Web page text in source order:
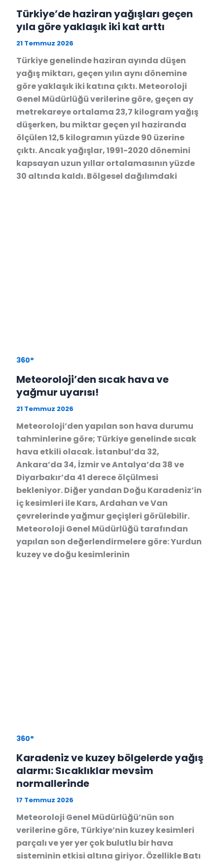
Türkiye’de haziran yağışları geçen
yıla göre yaklaşık iki kat arttı
21 Temmuz 2026
Türkiye genelinde haziran ayında düşen
yağış miktarı, geçen yılın aynı dönemine
göre yaklaşık iki katına çıktı. Meteoroloji
Genel Müdürlüğü verilerine göre, geçen ay
metrekareye ortalama 23,7 kilogram yağış
düşerken, bu miktar geçen yıl haziranda
ölçülen 12,5 kilogramın yüzde 90 üzerine
çıktı. Ancak yağışlar, 1991-2020 dönemini
kapsayan uzun yıllar ortalamasının yüzde
30 altında kaldı. Bölgesel dağılımdaki
360°
Meteoroloji’den sıcak hava ve
yağmur uyarısı!
21 Temmuz 2026
Meteoroloji’den yapılan son hava durumu
tahminlerine göre; Türkiye genelinde sıcak
hava etkili olacak. İstanbul’da 32,
Ankara’da 34, İzmir ve Antalya’da 38 ve
Diyarbakır’da 41 derece ölçülmesi
bekleniyor. Diğer yandan Doğu Karadeniz’in
iç kesimleri ile Kars, Ardahan ve Van
çevrelerinde yağmur geçişleri görülebilir.
Meteoroloji Genel Müdürlüğü tarafından
yapılan son değerlendirmelere göre: Yurdun
kuzey ve doğu kesimlerinin
360°
Karadeniz ve kuzey bölgelerde yağış
alarmı: Sıcaklıklar mevsim
normallerinde
17 Temmuz 2026
Meteoroloji Genel Müdürlüğü’nün son
verilerine göre, Türkiye’nin kuzey kesimleri
parçalı ve yer yer çok bulutlu bir hava
sisteminin etkisi altına giriyor. Özellikle Batı